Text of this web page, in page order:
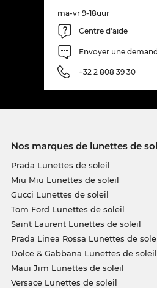
ma-vr 9-18uur
Centre d'aide
Envoyer une
+32 2 808 39 30
Nos marques de lunettes de
Prada Lunettes de soleil
Miu Miu Lunettes de soleil
Gucci Lunettes de soleil
Tom Ford Lunettes de soleil
Saint Laurent Lunettes de soleil
Prada Linea Rossa Lunettes de
Dolce & Gabbana Lunettes de soleil
Maui Jim Lunettes de soleil
Versace Lunettes de soleil